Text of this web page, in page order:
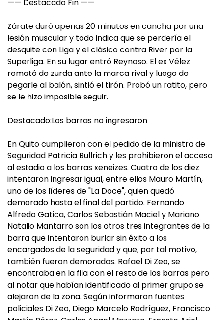
—— Destacado Fin ——
Zárate duró apenas 20 minutos en cancha por una
lesión muscular y todo indica que se perdería el
desquite con Liga y el clásico contra River por la
Superliga. En su lugar entró Reynoso. El ex Vélez
remató de zurda ante la marca rival y luego de
pegarle al balón, sintió el tirón. Probó un ratito, pero
se le hizo imposible seguir.
Destacado:Los barras no ingresaron
En Quito cumplieron con el pedido de la ministra de
Seguridad Patricia Bullrich y les prohibieron el acceso
al estadio a los barras xeneizes. Cuatro de los diez
intentaron ingresar igual, entre ellos Mauro Martín,
uno de los líderes de "La Doce", quien quedó
demorado hasta el final del partido. Fernando
Alfredo Gatica, Carlos Sebastián Maciel y Mariano
Natalio Mantarro son los otros tres integrantes de la
barra que intentaron burlar sin éxito a los
encargados de la seguridad y que, por tal motivo,
también fueron demorados. Rafael Di Zeo, se
encontraba en la fila con el resto de los barras pero
al notar que habían identificado al primer grupo se
alejaron de la zona. Según informaron fuentes
policiales Di Zeo, Diego Marcelo Rodríguez, Francisco